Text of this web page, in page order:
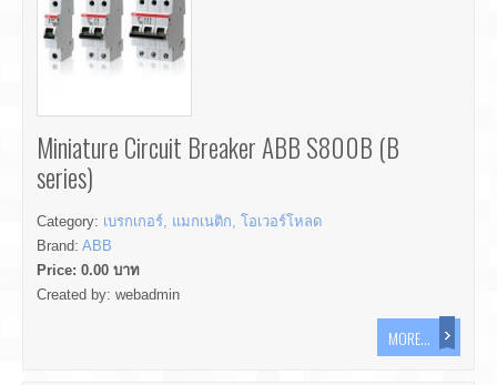
Miniature Circuit Breaker ABB S800B (B
series)
Category: เบรกเกอร์, แมกเนติก, โอเวอร์โหลด
Brand: ABB
Price: 0.00 บาท
Created by: webadmin
MORE...